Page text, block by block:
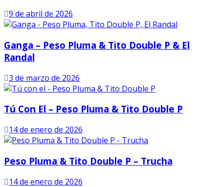
9 de abril de 2026
Ganga – Peso Pluma & Tito Double P & El
Randal
3 de marzo de 2026
Tú Con El – Peso Pluma & Tito Double P
14 de enero de 2026
Peso Pluma & Tito Double P – Trucha
14 de enero de 2026